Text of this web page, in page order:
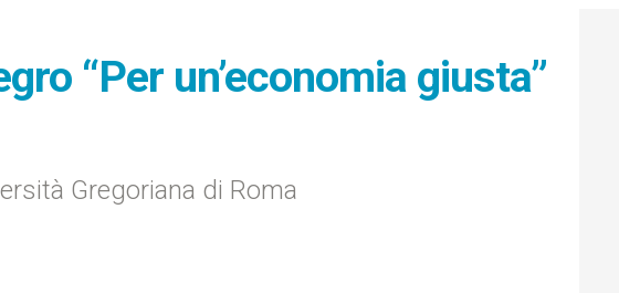
“Per un’economia giusta”
Gregoriana di Roma